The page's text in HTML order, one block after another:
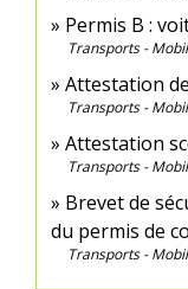
Permis B :
Transports -
Attestation
Transports -
Attestation
Transports -
Brevet de
du permis de
Transports -